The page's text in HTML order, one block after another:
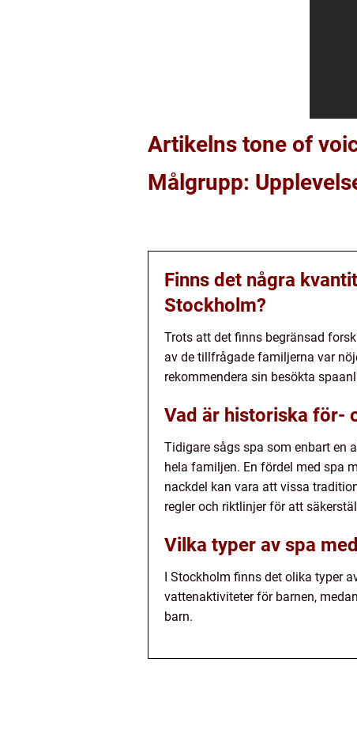
Artikelns tone of
Målgrupp:
Finns det några
Stockholm?
Trots att det finns begränsad
av de tillfrågade familjerna var
rekommendera sin besökta
Vad är historiska för-
Tidigare sågs spa som enbart en
hela familjen. En fördel med spa
nackdel kan vara att vissa
regler och riktlinjer för att
Vilka typer av spa
I Stockholm finns det olika typer
vattenaktiviteter för barnen,
barn.